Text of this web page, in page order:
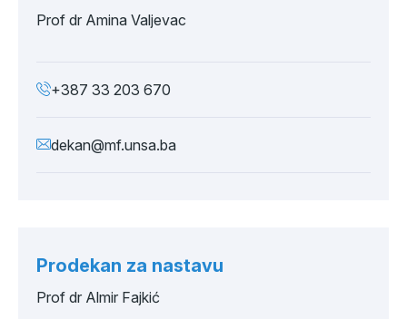
Prof dr Amina Valjevac
+387 33 203 670
dekan@mf.unsa.ba
Prodekan za nastavu
Prof dr Almir Fajkić